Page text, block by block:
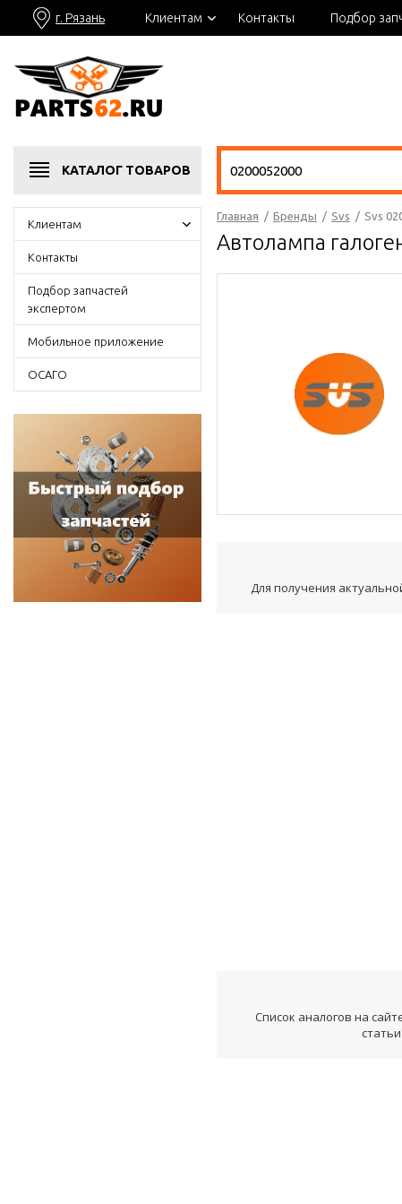
г. Рязань Клиентам Контакты Подбор
КАТАЛОГ ТОВАРОВ
Клиентам
Контакты
Подбор запчастей
экспертом
Мобильное приложение
ОСАГО
Главная / Бренды / Svs / Svs
Автолампа
Для получения
Список аналогов на